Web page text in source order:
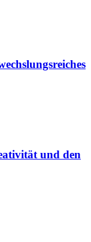
und den